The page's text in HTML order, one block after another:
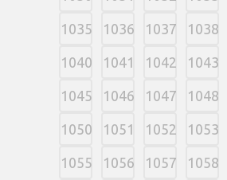
1035 1036 1037 1038
1040 1041 1042 1043
1045 1046 1047 1048
1050 1051 1052 1053
1055 1056 1057 1058